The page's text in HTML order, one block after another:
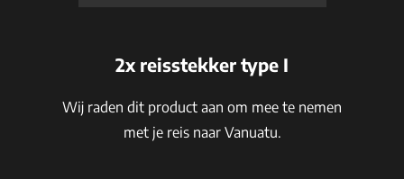
2x reisstekker type I
Wij raden dit product aan om mee te nemen
met je reis naar Vanuatu.